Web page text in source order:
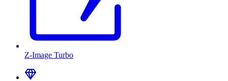
Z-Image Turbo